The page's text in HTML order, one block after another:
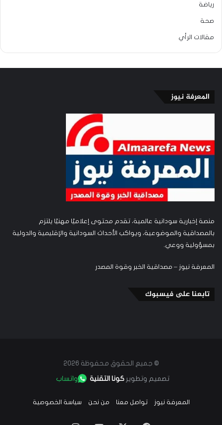
رياضة
صحة
مقالات الرأي
المعرفة نيوز
منصة إخبارية سودانية عالمية، تقدم محتوى إعلاميًا مهنيًا يلتزم
بالمصداقية والموضوعية، ويواكب الأحداث السودانية والإقليمية والدولية
بمسؤولية ووعي.
المعرفة نيوز – مصداقية الخبر وقوة المصدر
تابعنا على فيسبوك
© جميع الحقوق محفوظة 2026
تصميم وتطويركونا التقنية واتساب
المعرفة نيوز تواصل معنا من نحن سياسة الخصوصية